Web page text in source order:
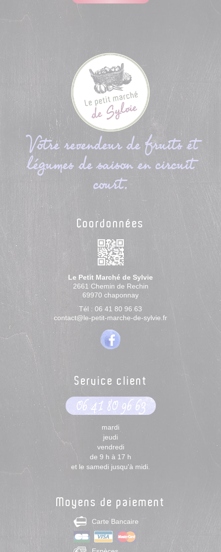
Votre revendeur de fruits et
légumes de saison en circuit
court.
Coordonnées
Le Petit Marché de Sylvie
2661 Chemin de Rechin
69970 chaponnay
Tél : 06 41 80 96 63
contact@le-petit-marche-de-sylvie.fr
Service client
06 41 80 96 63
mardi
jeudi
vendredi
de 9 h à 17 h
et le samedi jusqu'à midi.
Moyens de paiement
Carte Bancaire